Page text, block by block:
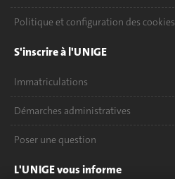
Politique et configuration des cookies
S'inscrire à l'UNIGE
Immatriculations
Démarches administratives
Poser une question
L'UNIGE vous informe